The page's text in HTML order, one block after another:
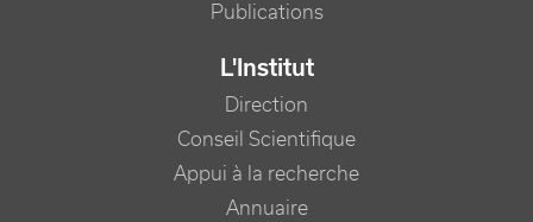
Publications
L'Institut
Direction
Conseil Scientifique
Appui à la recherche
Annuaire